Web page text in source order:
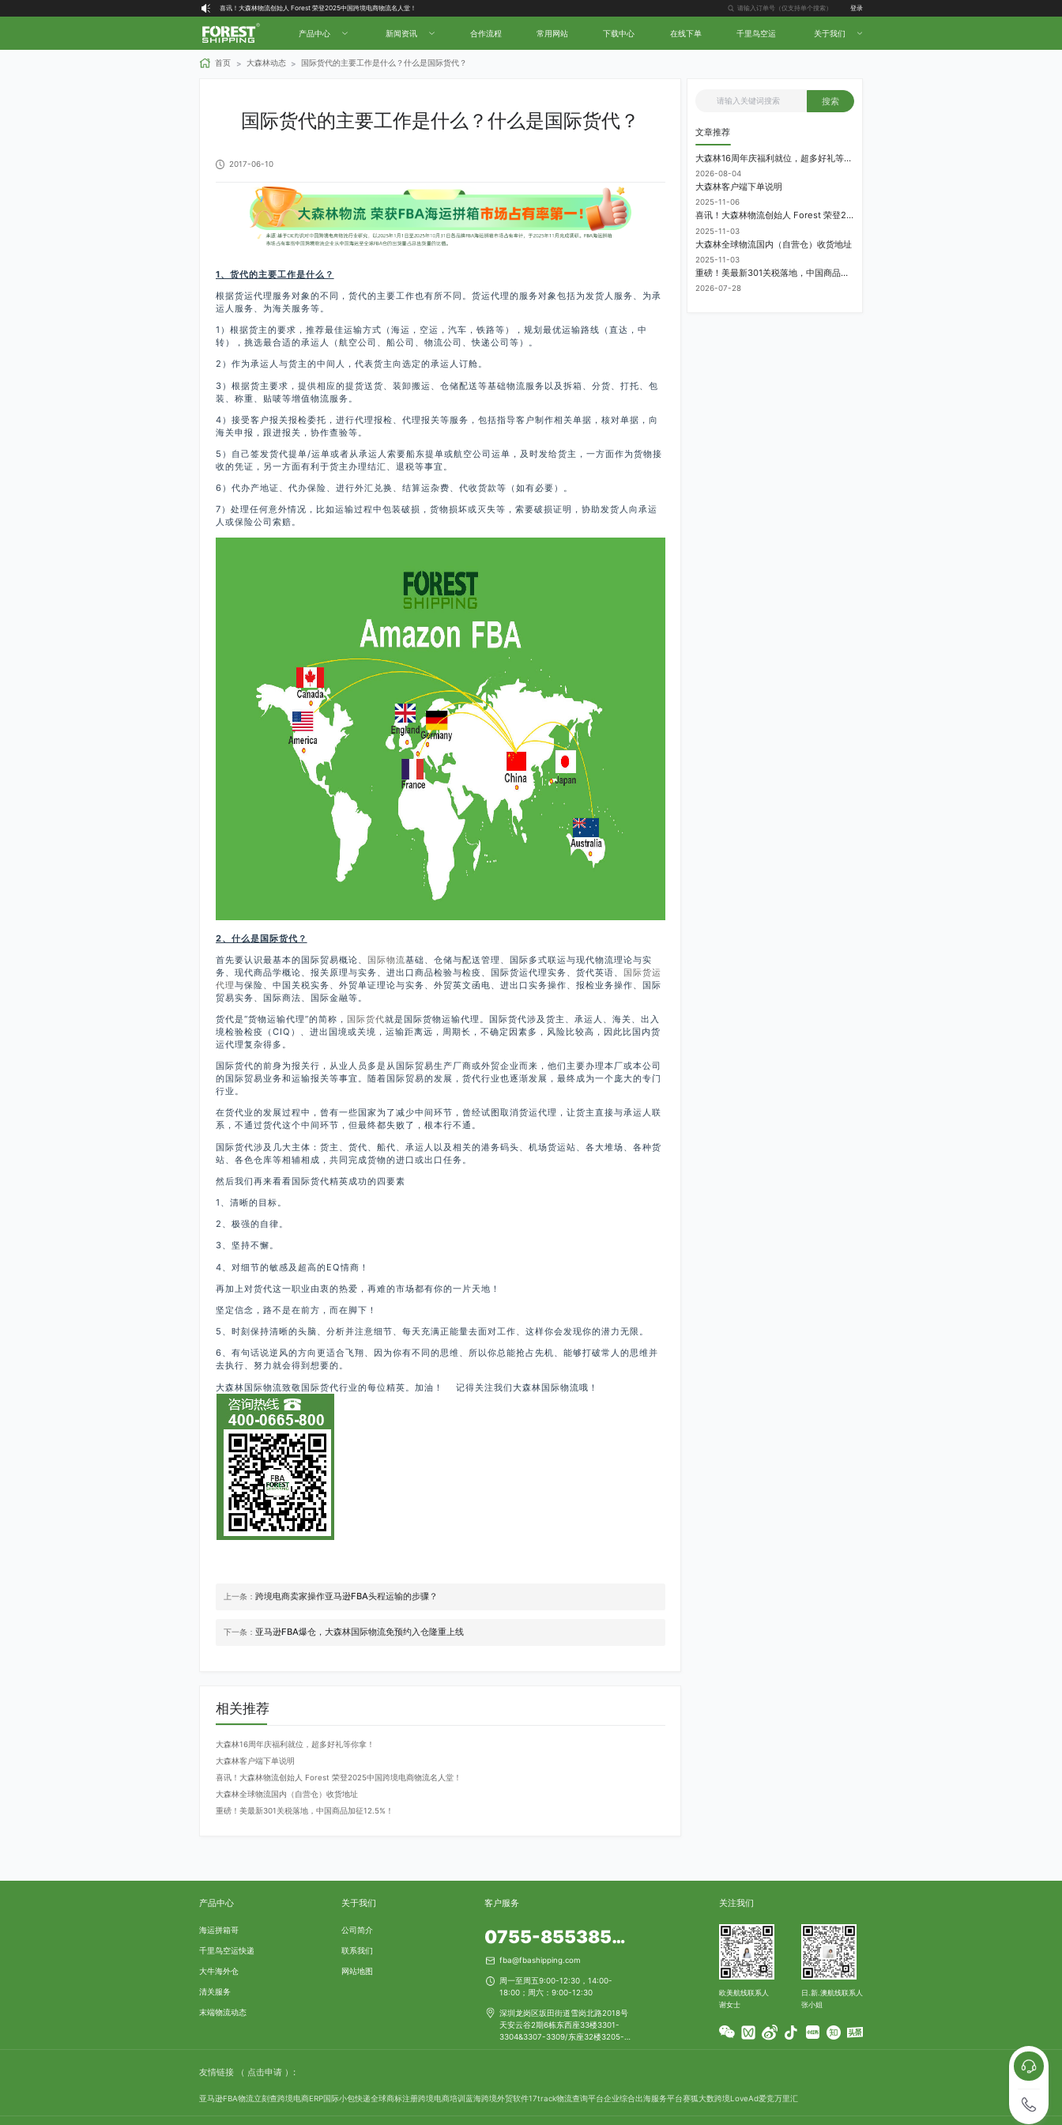
喜讯！大森林物流创始人 Forest 荣登2025中国跨境电商物流名人堂！
大森林全球物流国内（自营仓）收货地址
大森林16周年庆福利就位，超多好礼等你拿！
登录
产品中心 新闻资讯 合作流程 常用网站 下载中心 在线下单 千里鸟空运 关于我们
首页 > 大森林动态 > 国际货代的主要工作是什么？什么是国际货代？
国际货代的主要工作是什么？什么是国际货代？
2017-06-10
1、货代的主要工作是什么？
根据货运代理服务对象的不同，货代的主要工作也有所不同。货运代理的服务对象包括为发货人服务、为承
运人服务、为海关服务等。
1）根据货主的要求，推荐最佳运输方式（海运，空运，汽车，铁路等），规划最优运输路线（直达，中
转），挑选最合适的承运人（航空公司、船公司、物流公司、快递公司等）。
2）作为承运人与货主的中间人，代表货主向选定的承运人订舱。
3）根据货主要求，提供相应的提货送货、装卸搬运、仓储配送等基础物流服务以及拆箱、分货、打托、包
装、称重、贴唛等增值物流服务。
4）接受客户报关报检委托，进行代理报检、代理报关等服务，包括指导客户制作相关单据，核对单据，向
海关申报，跟进报关，协作查验等。
5）自己签发货代提单/运单或者从承运人索要船东提单或航空公司运单，及时发给货主，一方面作为货物接
收的凭证，另一方面有利于货主办理结汇、退税等事宜。
6）代办产地证、代办保险、进行外汇兑换、结算运杂费、代收货款等（如有必要）。
7）处理任何意外情况，比如运输过程中包装破损，货物损坏或灭失等，索要破损证明，协助发货人向承运
人或保险公司索赔。
2、什么是国际货代？
首先要认识最基本的国际贸易概论、
国际物流基础、仓储与配送管理、国际多式联运与现代物流理论与实
务、现代商品学概论、报关原理与实务、进出口商品检验与检疫、国际货运代理实务、货代英语、
国际货运
代理与保险、中国关税实务、外贸单证理论与实务、外贸英文函电、进出口实务操作、报检业务操作、国际
贸易实务、国际商法、国际金融等。
货代是“货物运输代理”的简称， 国际货代就是国际货物运输代理。国际货代涉及货主、承运人、海关、出入
境检验检疫（CIQ）、进出国境或关境，运输距离远，周期长，不确定因素多，风险比较高，因此比国内货
运代理复杂得多。
国际货代的前身为报关行，从业人员多是从国际贸易生产厂商或外贸企业而来，他们主要办理本厂或本公司
的国际贸易业务和运输报关等事宜。随着国际贸易的发展，货代行业也逐渐发展，最终成为一个庞大的专门
行业。
在货代业的发展过程中，曾有一些国家为了减少中间环节，曾经试图取消货运代理，让货主直接与承运人联
系，不通过货代这个中间环节，但最终都失败了，根本行不通。
国际货代涉及几大主体：货主、货代、船代、承运人以及相关的港务码头、机场货运站、各大堆场、各种货
站、各色仓库等相辅相成，共同完成货物的进口或出口任务。
然后我们再来看看国际货代精英成功的四要素
1、清晰的目标。
2、极强的自律。
3、坚持不懈。
4、对细节的敏感及超高的EQ情商！
再加上对货代这一职业由衷的热爱，再难的市场都有你的一片天地！
坚定信念，路不是在前方，而在脚下！
5、时刻保持清晰的头脑、分析并注意细节、每天充满正能量去面对工作、这样你会发现你的潜力无限。
6、有句话说逆风的方向更适合飞翔、因为你有不同的思维、所以你总能抢占先机、能够打破常人的思维并
去执行、努力就会得到想要的。
大森林国际物流致敬国际货代行业的每位精英。加油！ 记得关注我们大森林国际物流哦！
上一条：跨境电商卖家操作亚马逊FBA头程运输的步骤？
下一条： 亚马逊FBA爆仓，大森林国际物流免预约入仓隆重上线
相关推荐
大森林16周年庆福利就位，超多好礼等你拿！
大森林客户端下单说明
喜讯！大森林物流创始人 Forest 荣登2025中国跨境电商物流名人堂！
大森林全球物流国内（自营仓）收货地址
重磅！美最新301关税落地，中国商品加征12.5%！
搜索
文章推荐
大森林16周年庆福利就位，超多好礼等你拿！
2026-08-04
大森林客户端下单说明
2025-11-06
喜讯！大森林物流创始人 Forest 荣登2025中国跨境电商物流名人堂！
2025-11-03
大森林全球物流国内（自营仓）收货地址
2025-11-03
重磅！美最新301关税落地，中国商品加征12.5%！
2026-07-28
产品中心
海运拼箱哥
千里鸟空运快递
大牛海外仓
清关服务
末端物流动态
关于我们
公司简介
联系我们
网站地图
客户服务
0755-85538553
fba@fbashipping.com
周一至周五9:00-12:30，14:00-
18:00；周六：9:00-12:30
深圳龙岗区坂田街道雪岗北路2018号
天安云谷2期6栋东西座33楼3301-
3304&3307-3309/东座32楼3205-
关注我们
欧美航线联系人
谢女士
日.新.澳航线联系人
张小姐
友情链接 （ 点击申请 ）:
亚马逊FBA物流立刻查跨境电商ERP国际小包快递全球商标注册跨境电商培训 蓝海跨境外贸软件17track物流查询平台企业综合出海服务平台赛狐大数跨境LoveAd爱竞万里汇